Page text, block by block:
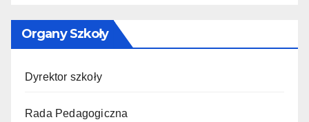
Organy Szkoły
Dyrektor szkoły
Rada Pedagogiczna